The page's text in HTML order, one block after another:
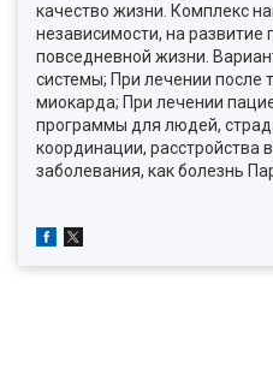
качество жизни. Комплекс
независимости, на развитие
повседневной жизни.
системы; При лечении после
миокарда; При лечении
программы для людей,
координации, расстройства
заболевания, как болезнь